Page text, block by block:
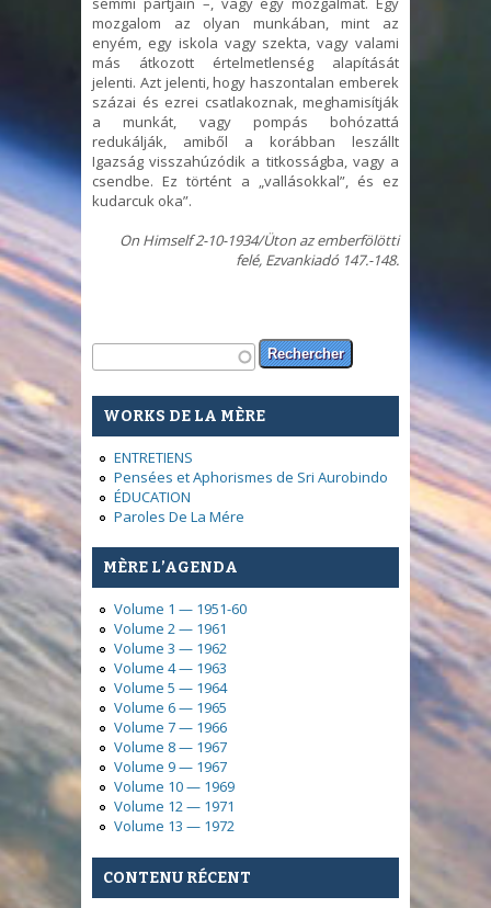
mozgalom az olyan munkában, mint az
enyém, egy iskola vagy szekta, vagy valami
más átkozott értelmetlenség alapítását
jelenti. Azt jelenti, hogy haszontalan emberek
százai és ezrei csatlakoznak, meghamisítják
a munkát, vagy pompás bohózattá
redukálják, amiből a korábban leszállt
Igazság visszahúzódik a titkosságba, vagy a
csendbe. Ez történt a „vallásokkal”, és ez
kudarcuk oka”.
On Himself 2-10-1934/Üton az emberfölötti
felé, Ezvankiadó 147.-148.
Formulaire de recherche
Rechercher
WORKS DE LA MÈRE
ENTRETIENS
Pensées et Aphorismes de Sri Aurobindo
ÉDUCATION
Paroles De La Mére
MÈRE L’AGENDA
Volume 1 — 1951-60
Volume 2 — 1961
Volume 3 — 1962
Volume 4 — 1963
Volume 5 — 1964
Volume 6 — 1965
Volume 7 — 1966
Volume 8 — 1967
Volume 9 — 1967
Volume 10 — 1969
Volume 12 — 1971
Volume 13 — 1972
CONTENU RÉCENT